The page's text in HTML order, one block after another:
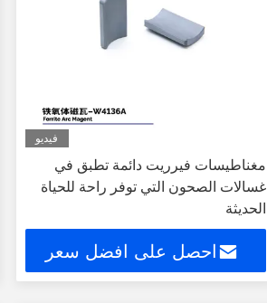
فيديو
مغناطيسات فيرريت دائمة تطبق في
غسالات الصحون التي توفر راحة للحياة
الحديثة
احصل على افضل سعر